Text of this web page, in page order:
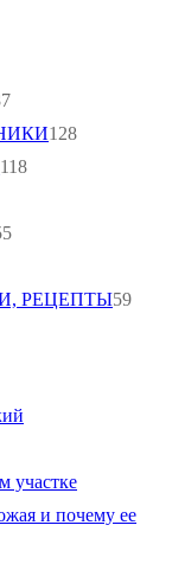
128
118
РЕЦЕПТЫ59
участке
и почему ее